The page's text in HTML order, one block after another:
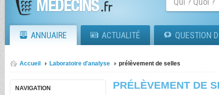
ANNUAIRE ACTUALITÉ QUESTION
Accueil Laboratoire d'analyse prélèvement de selles
NAVIGATION PRÉLÈVEMENT DE